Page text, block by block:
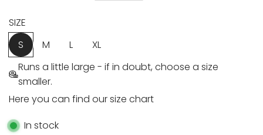
i
c
e
SIZE
S
M L
XL
Runs a little large - if in doubt, choose a size
smaller.
Here you can find our size chart
In stock